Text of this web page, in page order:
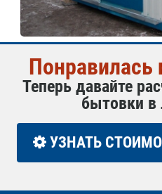
Понравилась
Теперь давайте
бытовки
УЗНАТЬ